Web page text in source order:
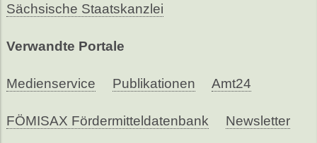
Sächsische Staatskanzlei
Verwandte Portale
Medienservice Publikationen Amt24
FÖMISAX Fördermitteldatenbank Newsletter